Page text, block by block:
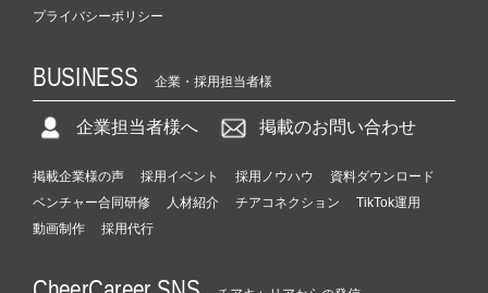
プライバシーポリシー
BUSINESS 企業・採用担当者様
企業担当者様へ 掲載のお問い合わせ
掲載企業様の声 採用イベント 採用ノウハウ
資料ダウンロード
ベンチャー合同研修
人材紹介 チアコネクション
TikTok運用
動画制作
採用代行